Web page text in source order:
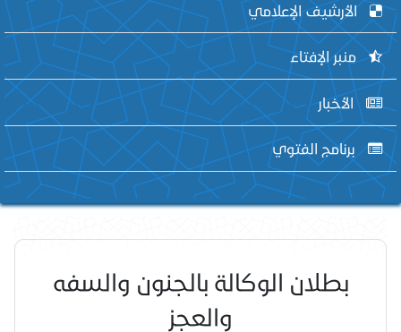
الأرشيف الإعلامي
منبر الإفتاء
الأخبار
برنامج الفتوي
بطلان الوكالة بالجنون والسفه
والعجز